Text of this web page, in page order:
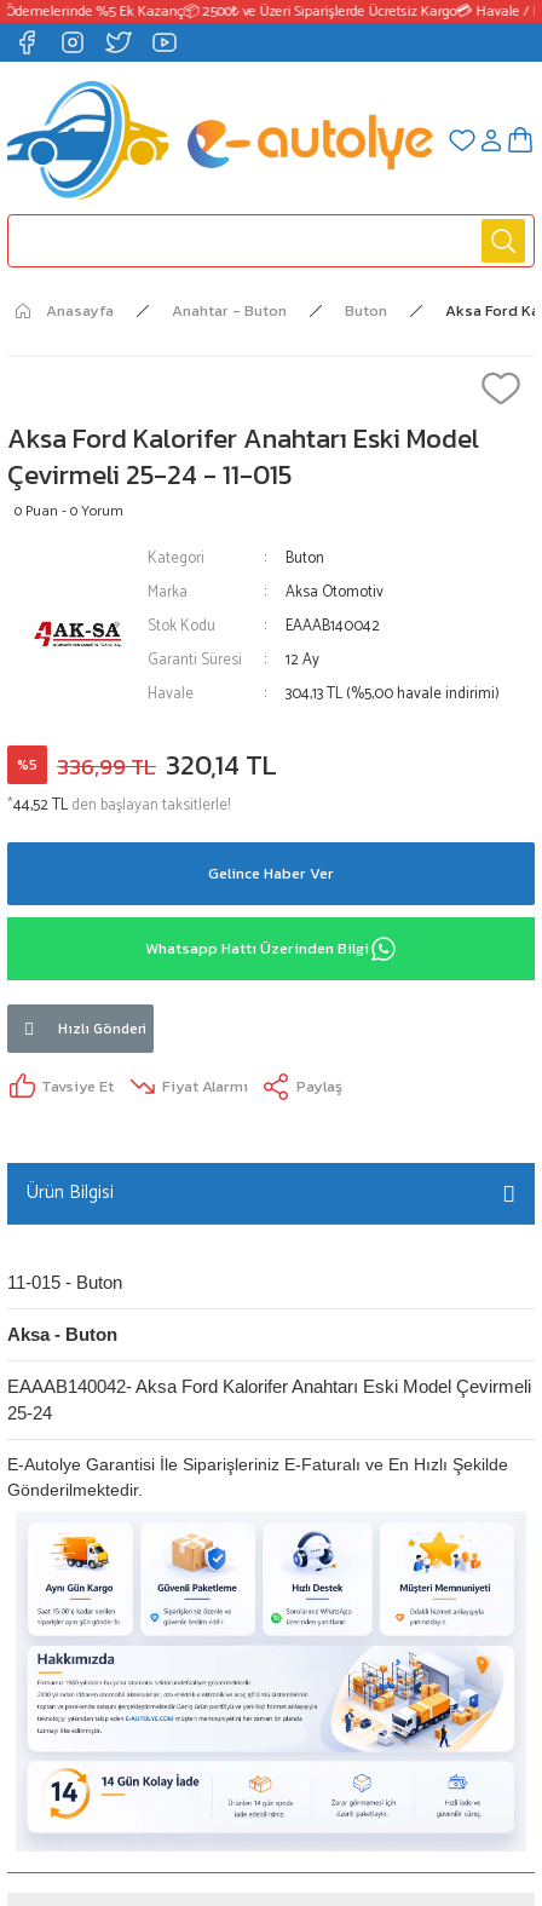
%5 Ek Kazanç📦 2500₺ ve Üzeri Siparişlerde Ücretsiz Kargo💳 Havale /
Anasayfa Anahtar - Buton Buton Aksa Ford
Aksa Ford Kalorifer Anahtarı Eski Model
Çevirmeli 25-24 - 11-015
0 Puan - 0 Yorum
Kategori
Buton
Marka
Aksa Otomotiv
Stok Kodu
EAAAB140042
Garanti Süresi
12 Ay
Havale
304,13 TL (%5,00 havale indirimi)
%5 336,99 TL 320,14 TL
*44,52 TLden başlayan taksitlerle!
Gelince Haber Ver
Whatsapp Hattı Üzerinden Bilgi
Hızlı Gönderi
Tavsiye Et Fiyat Alarmı Paylaş
Ürün Bilgisi
11-015 - Buton
Aksa - Buton
EAAAB140042- Aksa Ford Kalorifer Anahtarı Eski Model Çevirmeli
25-24
E-Autolye Garantisi İle Siparişleriniz E-Faturalı ve En Hızlı Şekilde
Gönderilmektedir.